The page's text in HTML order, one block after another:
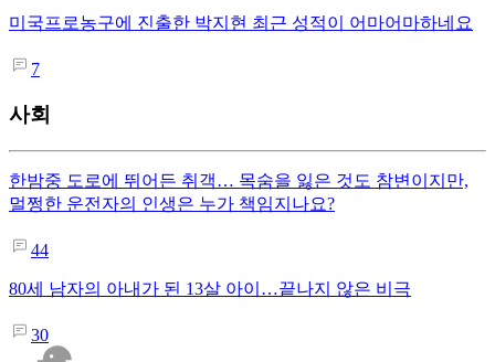
미국프로농구에 진출한 박지현 최근 성적이 어마어마하네요
7
사회
한밤중 도로에 뛰어든 취객… 목숨을 잃은 것도 참변이지만,
멀쩡한 운전자의 인생은 누가 책임지나요?
44
80세 남자의 아내가 된 13살 아이…끝나지 않은 비극
30